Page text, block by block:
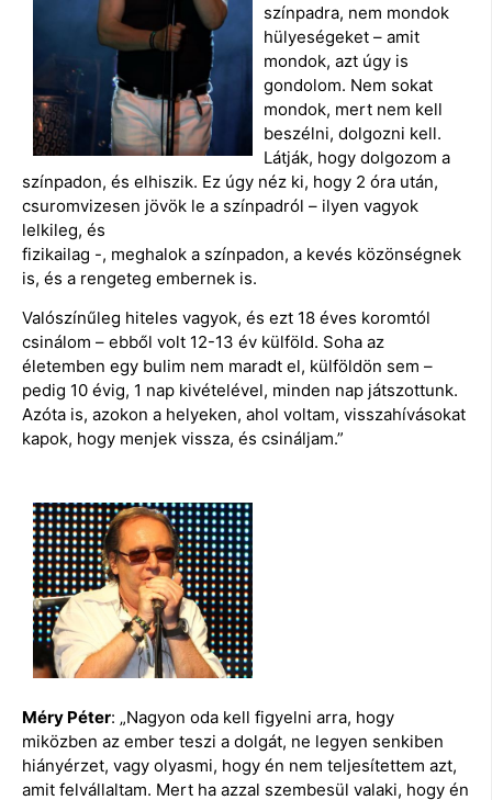
színpadra, nem mondok
hülyeségeket – amit
mondok, azt úgy is
gondolom. Nem sokat
mondok, mert nem kell
beszélni, dolgozni kell.
Látják, hogy dolgozom a
színpadon, és elhiszik. Ez úgy néz ki, hogy 2 óra után,
csuromvizesen jövök le a színpadról – ilyen vagyok
lelkileg, és
fizikailag -, meghalok a színpadon, a kevés közönségnek
is, és a rengeteg embernek is.
Valószínűleg hiteles vagyok, és ezt 18 éves koromtól
csinálom – ebből volt 12-13 év külföld. Soha az
életemben egy bulim nem maradt el, külföldön sem –
pedig 10 évig, 1 nap kivételével, minden nap játszottunk.
Azóta is, azokon a helyeken, ahol voltam, visszahívásokat
kapok, hogy menjek vissza, és csináljam.”
Méry Péter: „Nagyon oda kell figyelni arra, hogy
miközben az ember teszi a dolgát, ne legyen senkiben
hiányérzet, vagy olyasmi, hogy én nem teljesítettem azt,
amit felvállaltam. Mert ha azzal szembesül valaki, hogy én